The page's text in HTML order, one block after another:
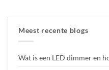
Meest recente blogs
Wat is een LED dimmer en